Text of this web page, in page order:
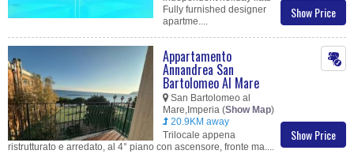
Show Price
Fully furnished designer
apartme....
Show Price
Appartamento
Annandrea San
Bartolomeo Al Mare
San Bartolomeo al
Mare,Imperia (Show Map)
20.9KM away
Trilocale appena
ristrutturato e arredato, al 4° piano con ascensore, fronte ma....